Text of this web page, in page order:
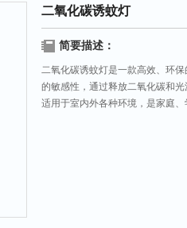
二氧化碳诱蚊灯
简要描述：
二氧化碳诱蚊灯是一款高效、环
的敏感性，通过释放二氧化碳和
适用于室内外各种环境，是家庭